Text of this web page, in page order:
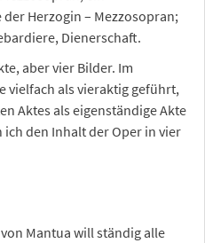
der Herzogin – Mezzosopran;
Dienerschaft.
aber vier Bilder. Im
vielfach als vieraktig geführt,
Aktes als eigenständige Akte
den Inhalt der Oper in vier
Mantua will ständig alle